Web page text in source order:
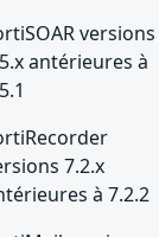
versions
antérieures à
7.2.x
à 7.2.2